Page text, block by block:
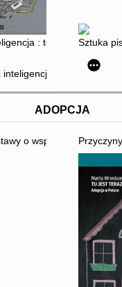
: to, o czymSztuka
inteligencja
ADOPCJA
o wspieraniu rodziny